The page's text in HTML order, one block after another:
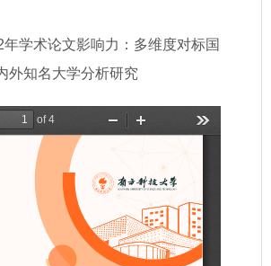
学术论文影响力：多维度对标国
外知名大学分析研究